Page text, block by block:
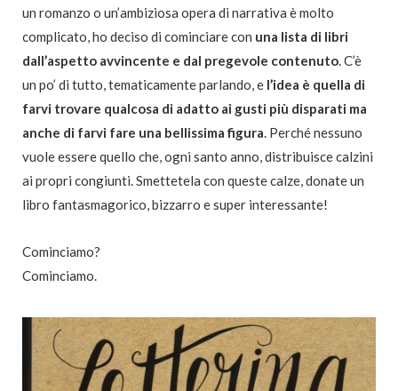
un romanzo o un’ambiziosa opera di narrativa è molto
complicato, ho deciso di cominciare con una lista di libri
dall’aspetto avvincente e dal pregevole contenuto. C’è
un po’ di tutto, tematicamente parlando, e l’idea è quella di
farvi trovare qualcosa di adatto ai gusti più disparati ma
anche di farvi fare una bellissima figura. Perché nessuno
vuole essere quello che, ogni santo anno, distribuisce calzini
ai propri congiunti. Smettetela con queste calze, donate un
libro fantasmagorico, bizzarro e super interessante!
Cominciamo?
Cominciamo.